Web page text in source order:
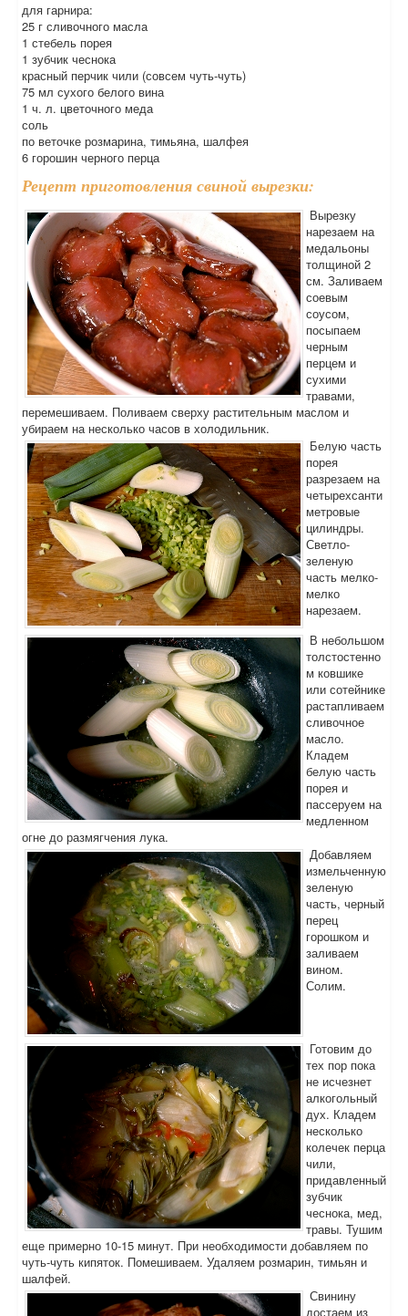
для гарнира:
25 г сливочного масла
1 стебель порея
1 зубчик чеснока
красный перчик чили (совсем чуть-чуть)
75 мл сухого белого вина
1 ч. л. цветочного меда
соль
по веточке розмарина, тимьяна, шалфея
6 горошин черного перца
Рецепт приготовления свиной вырезки:
Вырезку
нарезаем на
медальоны
толщиной 2
см. Заливаем
соевым
соусом,
посыпаем
черным
перцем и
сухими
травами,
перемешиваем. Поливаем сверху растительным маслом и
убираем на несколько часов в холодильник.
Белую часть
порея
разрезаем на
четырехсанти
метровые
цилиндры.
Светло-
зеленую
часть мелко-
мелко
нарезаем.
В небольшом
толстостенно
м ковшике
или сотейнике
растапливаем
сливочное
масло.
Кладем
белую часть
порея и
пассеруем на
медленном
огне до размягчения лука.
Добавляем
измельченную
зеленую
часть, черный
перец
горошком и
заливаем
вином.
Солим.
Готовим до
тех пор пока
не исчезнет
алкогольный
дух. Кладем
несколько
колечек перца
чили,
придавленный
зубчик
чеснока, мед,
травы. Тушим
еще примерно 10-15 минут. При необходимости добавляем по
чуть-чуть кипяток. Помешиваем. Удаляем розмарин, тимьян и
шалфей.
Свинину
достаем из